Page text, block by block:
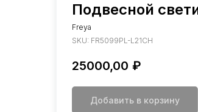
Подвесной
Freya
SKU: FR5099PL-L21CH
25000,00 ₽
Добавить в корзину